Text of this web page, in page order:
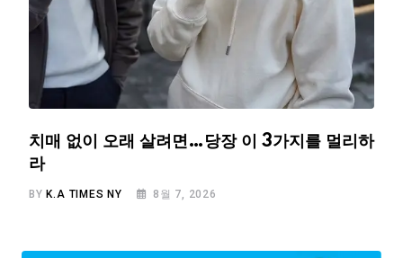
치매 없이 오래 살려면…당장 이 3가지를 멀리하
라
BYK.A TIMES NY 8월 7, 2026